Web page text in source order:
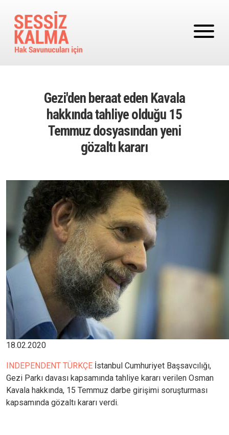
Gezi'den beraat eden Kavala
hakkında tahliye olduğu 15
Temmuz dosyasından yeni
gözaltı kararı
18.02.2020
INDEPENDENT TÜRKÇE İstanbul Cumhuriyet Başsavcılığı,
Gezi Parkı davası kapsamında tahliye kararı verilen Osman
Kavala hakkında, 15 Temmuz darbe girişimi soruşturması
kapsamında gözaltı kararı verdi.